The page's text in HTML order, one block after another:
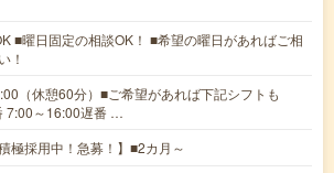
■曜日固定の相談OK！ ■希望の曜日があればご相
！
（休憩60分）■ご希望があれば下記シフトも
7:00～16:00遅番 …
極採用中！急募！】■2カ月～